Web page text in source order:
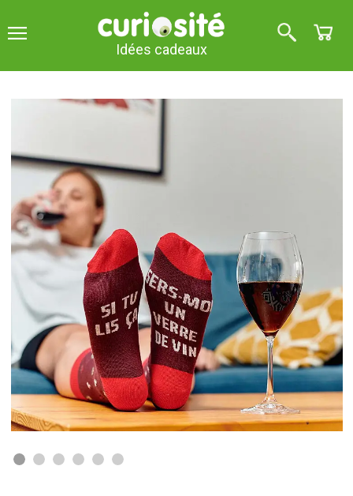
Idées cadeaux